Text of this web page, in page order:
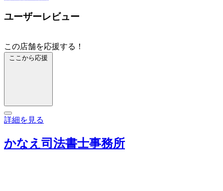
ユーザーレビュー
この店舗を応援する！
ここから応援
詳細を見る
かなえ司法書士事務所